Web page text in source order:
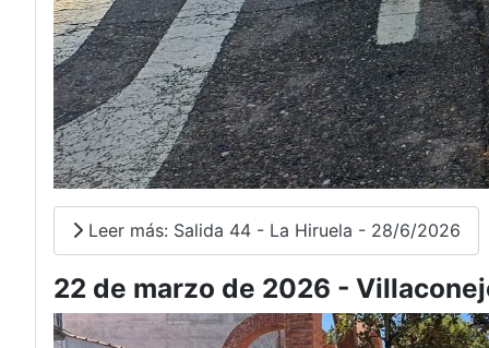
Leer más: Salida 44 - La Hiruela - 28/6/2026
22 de marzo de 2026 -